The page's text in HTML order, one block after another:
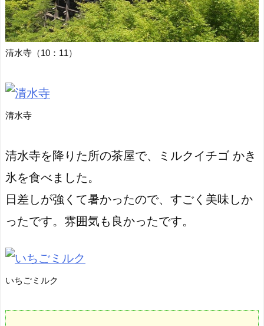
清水寺（10：11）
清水寺
清水寺を降りた所の茶屋で、ミルクイチゴ かき
氷を食べました。
日差しが強くて暑かったので、すごく美味しか
ったです。雰囲気も良かったです。
いちごミルク